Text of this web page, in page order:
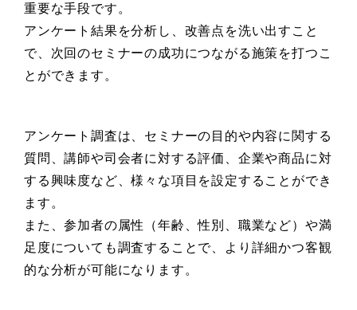
重要な手段です。
アンケート結果を分析し、改善点を洗い出すこと
で、次回のセミナーの成功につながる施策を打つこ
とができます。
アンケート調査は、セミナーの目的や内容に関する
質問、講師や司会者に対する評価、企業や商品に対
する興味度など、様々な項目を設定することができ
ます。
また、参加者の属性（年齢、性別、職業など）や満
足度についても調査することで、より詳細かつ客観
的な分析が可能になります。